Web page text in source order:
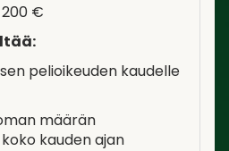
200 €
pelioikeuden kaudelle
määrän
kauden ajan